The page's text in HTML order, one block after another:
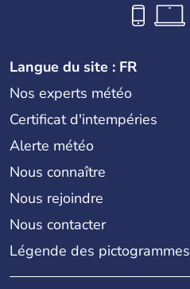
Langue du site : FR
Nos experts météo
Certificat d'intempéries
Alerte météo
Nous connaître
Nous rejoindre
Nous contacter
Légende des pictogrammes